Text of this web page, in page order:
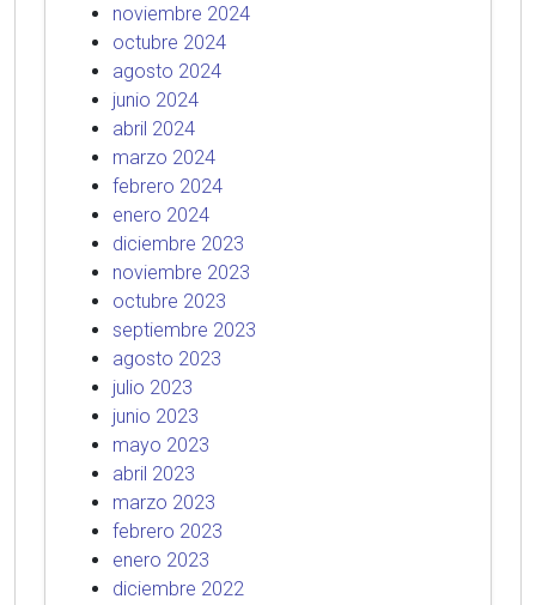
noviembre 2024
octubre 2024
agosto 2024
junio 2024
abril 2024
marzo 2024
febrero 2024
enero 2024
diciembre 2023
noviembre 2023
octubre 2023
septiembre 2023
agosto 2023
julio 2023
junio 2023
mayo 2023
abril 2023
marzo 2023
febrero 2023
enero 2023
diciembre 2022